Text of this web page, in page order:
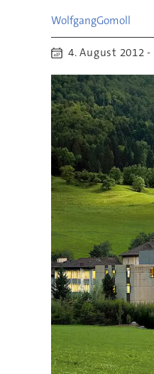
WolfgangGomoll
4. August 2012